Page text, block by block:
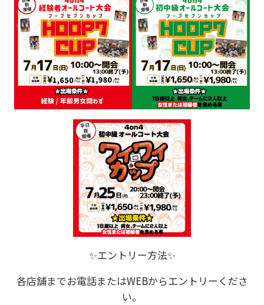
✨エントリー方法✨
各店舗までお電話またはWEBからエントリーくださ
い。